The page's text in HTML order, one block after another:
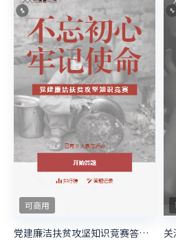
可商用
党建廉洁扶贫攻坚知识竞赛答题活动